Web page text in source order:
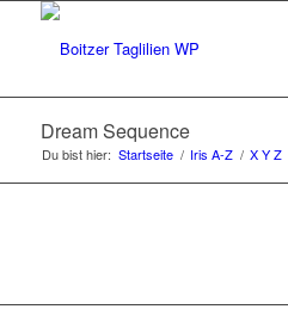
Dream Sequence
Du bist hier: Startseite / Iris A-Z / X Y Z